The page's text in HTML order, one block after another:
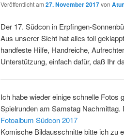
Veröffentlicht am 27. November 2017von
Der 17. Südcon in Erpfingen-
Aus unserer Sicht hat alles toll
handfeste Hilfe, Handreiche,
Unterstützung, einfach dafür, daß Ihr
Ich habe wieder einige schnelle
Spielrunden am Samstag
Fotoalbum Südcon 2017
Komische Bildausschnitte bitte ich zu